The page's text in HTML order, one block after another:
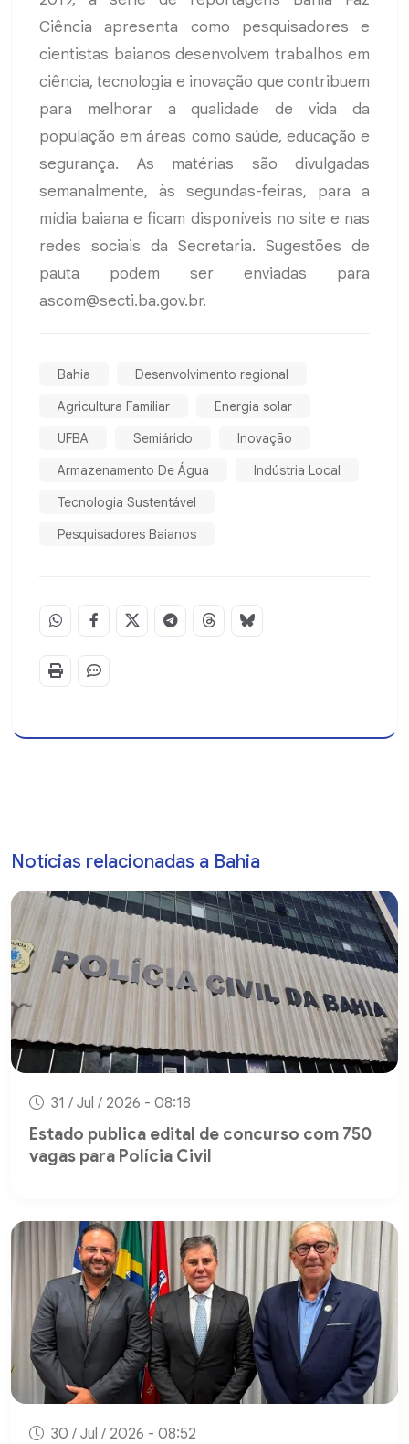
Ciência apresenta como pesquisadores e
cientistas baianos desenvolvem trabalhos em
ciência, tecnologia e inovação que contribuem
para melhorar a qualidade de vida da
população em áreas como saúde, educação e
segurança. As matérias são divulgadas
semanalmente, às segundas-feiras, para a
mídia baiana e ficam disponíveis no site e nas
redes sociais da Secretaria. Sugestões de
pauta podem ser enviadas para
ascom@secti.ba.gov.br.
Bahia
Desenvolvimento regional
Agricultura Familiar
Energia solar
UFBA
Semiárido
Inovação
Armazenamento De Água
Indústria Local
Tecnologia Sustentável
Pesquisadores Baianos
Notícias relacionadas a Bahia
31 / Jul / 2026 - 08:18
Estado publica edital de concurso com 750
vagas para Polícia Civil
30 / Jul / 2026 - 08:52